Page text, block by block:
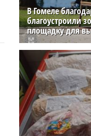
В Гомеле
благоустроили
площадку для